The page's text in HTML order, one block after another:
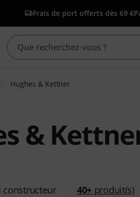
Frais de port offerts dès 69 €
Hughes & Kettner
&
40+ produit(s)